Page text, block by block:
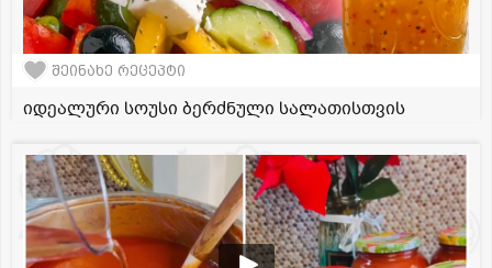
შეინახე რეცეპტი
იდეალური სოუსი ბერძნული სალათისთვის